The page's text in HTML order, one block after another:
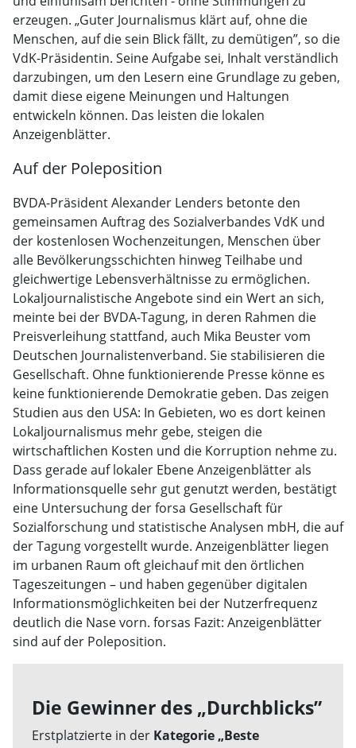
erzeugen. „Guter Journalismus klärt auf, ohne die
Menschen, auf die sein Blick fällt, zu demütigen”, so die
VdK-Präsidentin. Seine Aufgabe sei, Inhalt verständlich
darzubingen, um den Lesern eine Grundlage zu geben,
damit diese eigene Meinungen und Haltungen
entwickeln können. Das leisten die lokalen
Anzeigenblätter.
Auf der Poleposition
BVDA-Präsident Alexander Lenders betonte den
gemeinsamen Auftrag des Sozialverbandes VdK und
der kostenlosen Wochenzeitungen, Menschen über
alle Bevölkerungsschichten hinweg Teilhabe und
gleichwertige Lebensverhältnisse zu ermöglichen.
Lokaljournalistische Angebote sind ein Wert an sich,
meinte bei der BVDA-Tagung, in deren Rahmen die
Preisverleihung stattfand, auch Mika Beuster vom
Deutschen Journalistenverband. Sie stabilisieren die
Gesellschaft. Ohne funktionierende Presse könne es
keine funktionierende Demokratie geben. Das zeigen
Studien aus den USA: In Gebieten, wo es dort keinen
Lokaljournalismus mehr gebe, steigen die
wirtschaftlichen Kosten und die Korruption nehme zu.
Dass gerade auf lokaler Ebene Anzeigenblätter als
Informationsquelle sehr gut genutzt werden, bestätigt
eine Untersuchung der forsa Gesellschaft für
Sozialforschung und statistische Analysen mbH, die auf
der Tagung vorgestellt wurde. Anzeigenblätter liegen
im urbanen Raum oft gleichauf mit den örtlichen
Tageszeitungen – und haben gegenüber digitalen
Informationsmöglichkeiten bei der Nutzerfrequenz
deutlich die Nase vorn. forsas Fazit: Anzeigenblätter
sind auf der Poleposition.
Die Gewinner des „Durchblicks”
Erstplatzierte in der Kategorie „Beste